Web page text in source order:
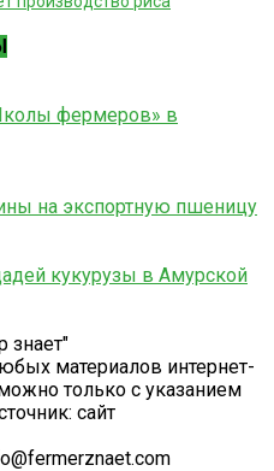
фермеров» в
на экспортную пшеницу
кукурузы в Амурской
знает"
материалов интернет-
только с указанием
сайт